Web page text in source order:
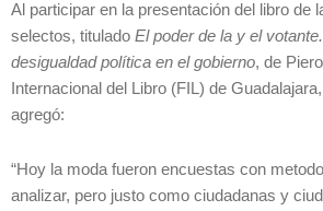
Al participar en la presentación del libro de
selectos, titulado El poder de la y el
desigualdad política en el gobierno, de
Internacional del Libro (FIL) de
agregó:
“Hoy la moda fueron encuestas con
analizar, pero justo como ciudadanas y